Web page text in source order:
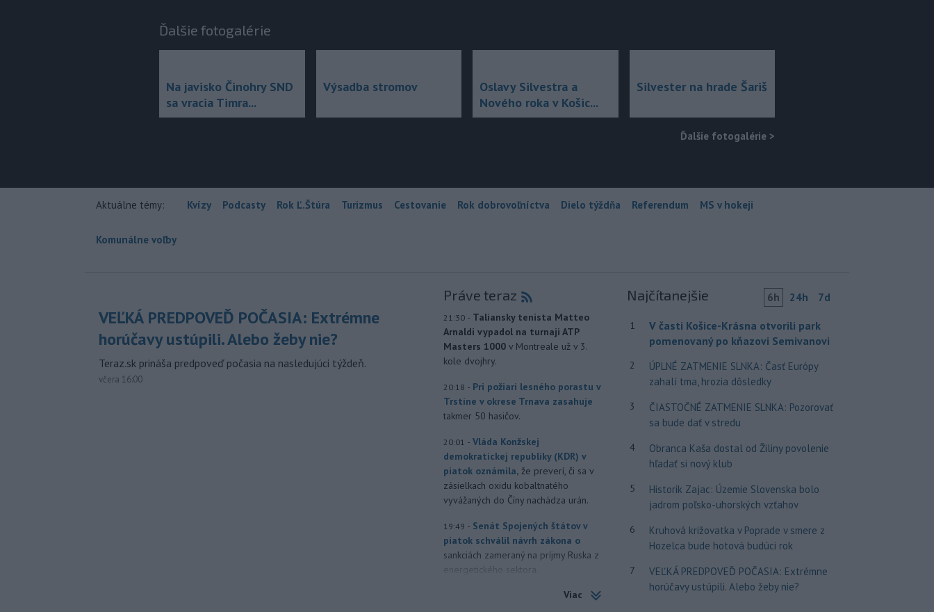
Ďalšie fotogalérie
Na javisko Činohry SND
sa vracia Timra...
Výsadba stromov
Oslavy Silvestra a
Nového roka v Košic...
Silvester na hrade Šariš
Ďalšie fotogalérie >
Aktuálne témy: Kvízy Podcasty Rok Ľ.Štúra Turizmus Cestovanie Rok dobrovoľníctva Dielo týždňa Referendum MS v hokeji
Komunálne voľby
VEĽKÁ PREDPOVEĎ POČASIA: Extrémne
horúčavy ustúpili. Alebo žeby nie?
Teraz.sk prináša predpoveď počasia na nasledujúci týždeň.
včera 16:00
Práve teraz
21:30 - Taliansky tenista Matteo
Arnaldi vypadol na turnaji ATP
Masters 1000 v Montreale už v 3.
kole dvojhry.
20:18 - Pri požiari lesného porastu v
Trstíne v okrese Trnava zasahuje
takmer 50 hasičov.
20:01 - Vláda Konžskej
demokratickej republiky (KDR) v
piatok oznámila, že preverí, či sa v
zásielkach oxidu kobaltnatého
vyvážaných do Číny nachádza urán.
19:49 - Senát Spojených štátov v
piatok schválil návrh zákona o
sankciách zameraný na príjmy Ruska z
energetického sektora.
Slovenská polícia prispela k
Viac
Najčítanejšie 6h 24h 7d
1
V časti Košice-Krásna otvorili park
pomenovaný po kňazovi Semivanovi
2
ÚPLNÉ ZATMENIE SLNKA: Časť Európy
zahalí tma, hrozia dôsledky
3
ČIASTOČNÉ ZATMENIE SLNKA: Pozorovať
sa bude dať v stredu
4
Obranca Kaša dostal od Žiliny povolenie
hľadať si nový klub
5
Historik Zajac: Územie Slovenska bolo
jadrom poľsko-uhorských vzťahov
6
Kruhová križovatka v Poprade v smere z
Hozelca bude hotová budúci rok
7
VEĽKÁ PREDPOVEĎ POČASIA: Extrémne
horúčavy ustúpili. Alebo žeby nie?